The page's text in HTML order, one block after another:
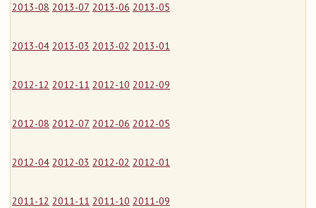
2013-08 2013-07 2013-06 2013-05
2013-04 2013-03 2013-02 2013-01
2012-12 2012-11 2012-10 2012-09
2012-08 2012-07 2012-06 2012-05
2012-04 2012-03 2012-02 2012-01
2011-12 2011-11 2011-10 2011-09